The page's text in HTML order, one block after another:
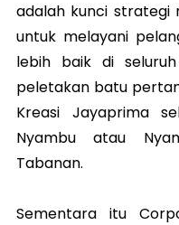
adalah kunci strategi
untuk melayani
lebih baik di
peletakan batu
Kreasi Jayaprima
Nyambu atau
Tabanan.
Sementara itu